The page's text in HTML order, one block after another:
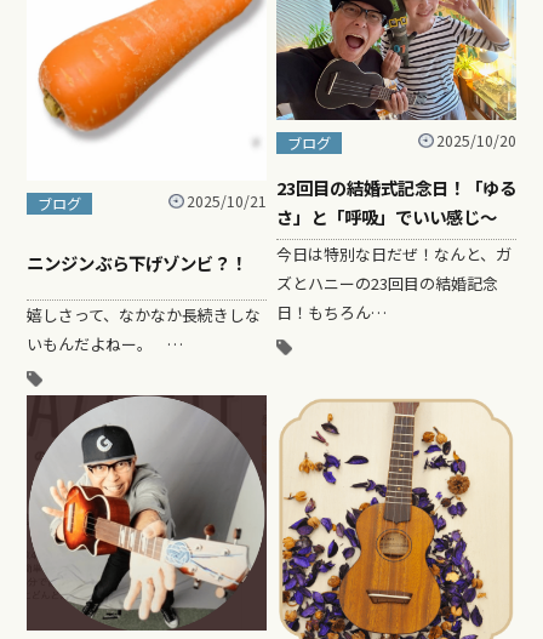
ブログ 2025/10/21
ニンジンぶら下げゾンビ？！
嬉しさって、なかなか長続きしな
いもんだよねー。 …
ブログ 2025/10/20
23回目の結婚式記念日！「ゆる
さ」と「呼吸」でいい感じ〜
今日は特別な日だぜ！なんと、ガ
ズとハニーの23回目の結婚記念
日！もちろん…